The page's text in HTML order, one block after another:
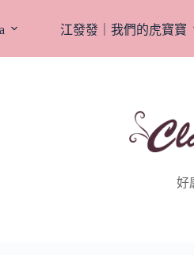
江發發｜我們的虎寶寶
好